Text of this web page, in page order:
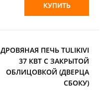
КУПИТЬ
ДРОВЯНАЯ ПЕЧЬ TULIKIVI
37 КВТ С ЗАКРЫТОЙ
ОБЛИЦОВКОЙ (ДВЕРЦА
СБОКУ)